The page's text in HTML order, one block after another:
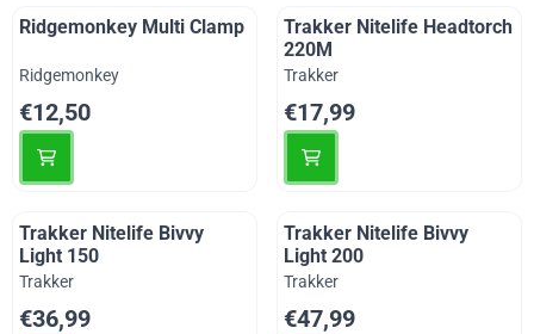
Ridgemonkey Multi Clamp
Merk:
Ridgemonkey
Prijs: 12,50
€12,50
Trakker Nitelife Headtorch
220M
Merk:
Trakker
Prijs: 17,99
€17,99
Trakker Nitelife Bivvy
Light 150
Merk:
Trakker
Prijs: 36,99
€36,99
Trakker Nitelife Bivvy
Light 200
Merk:
Trakker
Prijs: 47,99
€47,99